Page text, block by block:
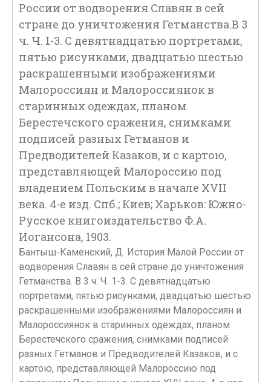
России от водворения Славян в сей
стране до уничтожения Гетманства.В 3
ч. Ч. 1-3. С девятнадцатью портретами,
пятью рисунками, двадцатью шестью
раскрашенными изображениями
Малороссиян и Малороссиянок в
старинных одеждах, планом
Берестечского сражения, снимками
подписей разных Гетманов и
Предводителей Казаков, и с картою,
представляющей Малороссию под
владением Польским в начале XVII
века. 4-е изд. Спб.; Киев; Харьков: Южно-
Русское книгоиздательство Ф.А.
Иогансона, 1903.
Бантыш-Каменский, Д. История Малой России от
водворения Славян в сей стране до уничтожения
Гетманства. В 3 ч. Ч. 1-3. С девятнадцатью
портретами, пятью рисунками, двадцатью шестью
раскрашенными изображениями Малороссиян и
Малороссиянок в старинных одеждах, планом
Берестечского сражения, снимками подписей
разных Гетманов и Предводителей Казаков, и с
картою, представляющей Малороссию под